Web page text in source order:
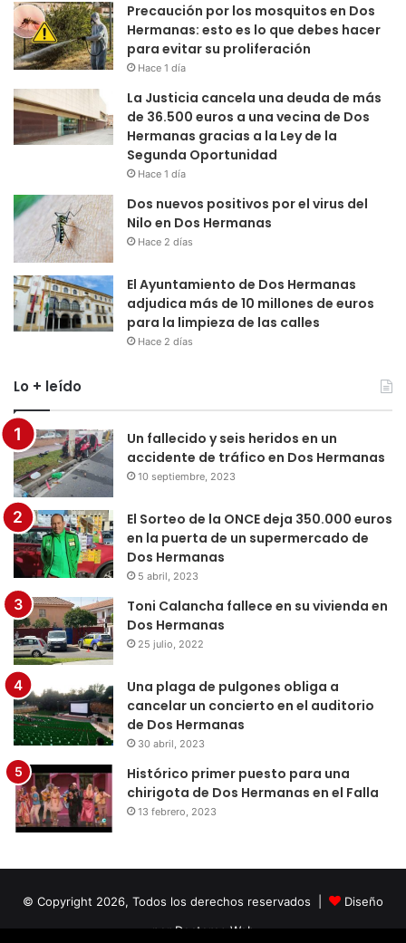
Precaución por los mosquitos en Dos
Hermanas: esto es lo que debes hacer
para evitar su proliferación
Hace 1 día
La Justicia cancela una deuda de más
de 36.500 euros a una vecina de Dos
Hermanas gracias a la Ley de la
Segunda Oportunidad
Hace 1 día
Dos nuevos positivos por el virus del
Nilo en Dos Hermanas
Hace 2 días
El Ayuntamiento de Dos Hermanas
adjudica más de 10 millones de euros
para la limpieza de las calles
Hace 2 días
Lo + leído
Un fallecido y seis heridos en un
accidente de tráfico en Dos Hermanas
10 septiembre, 2023
El Sorteo de la ONCE deja 350.000 euros
en la puerta de un supermercado de
Dos Hermanas
5 abril, 2023
Toni Calancha fallece en su vivienda en
Dos Hermanas
25 julio, 2022
Una plaga de pulgones obliga a
cancelar un concierto en el auditorio
de Dos Hermanas
30 abril, 2023
Histórico primer puesto para una
chirigota de Dos Hermanas en el Falla
13 febrero, 2023
© Copyright 2026, Todos los derechos reservados |
Diseño
por Doctores Web